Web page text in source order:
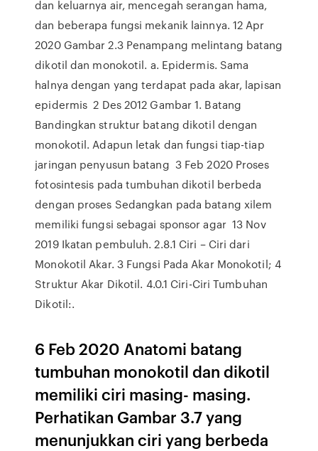
dan keluarnya air, mencegah serangan hama,
dan beberapa fungsi mekanik lainnya. 12 Apr
2020 Gambar 2.3 Penampang melintang batang
dikotil dan monokotil. a. Epidermis. Sama
halnya dengan yang terdapat pada akar, lapisan
epidermis 2 Des 2012 Gambar 1. Batang
Bandingkan struktur batang dikotil dengan
monokotil. Adapun letak dan fungsi tiap-tiap
jaringan penyusun batang 3 Feb 2020 Proses
fotosintesis pada tumbuhan dikotil berbeda
dengan proses Sedangkan pada batang xilem
memiliki fungsi sebagai sponsor agar 13 Nov
2019 Ikatan pembuluh. 2.8.1 Ciri – Ciri dari
Monokotil Akar. 3 Fungsi Pada Akar Monokotil; 4
Struktur Akar Dikotil. 4.0.1 Ciri-Ciri Tumbuhan
Dikotil:.
6 Feb 2020 Anatomi batang
tumbuhan monokotil dan dikotil
memiliki ciri masing- masing.
Perhatikan Gambar 3.7 yang
menunjukkan ciri yang berbeda